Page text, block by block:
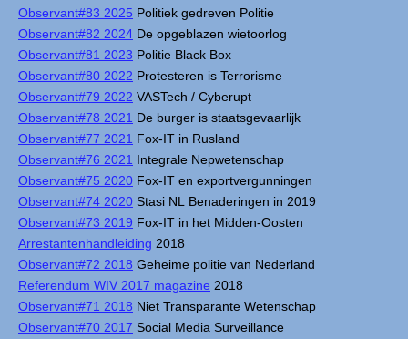
Observant#83 2025 Politiek gedreven Politie
Observant#82 2024 De opgeblazen wietoorlog
Observant#81 2023 Politie Black Box
Observant#80 2022 Protesteren is Terrorisme
Observant#79 2022 VASTech / Cyberupt
Observant#78 2021 De burger is staatsgevaarlijk
Observant#77 2021 Fox-IT in Rusland
Observant#76 2021 Integrale Nepwetenschap
Observant#75 2020 Fox-IT en exportvergunningen
Observant#74 2020 Stasi NL Benaderingen in 2019
Observant#73 2019 Fox-IT in het Midden-Oosten
Arrestantenhandleiding 2018
Observant#72 2018 Geheime politie van Nederland
Referendum WIV 2017 magazine 2018
Observant#71 2018 Niet Transparante Wetenschap
Observant#70 2017 Social Media Surveillance